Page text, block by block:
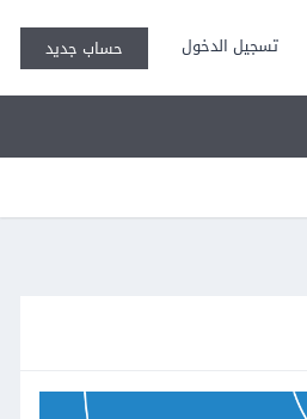
تسجيل الدخول حساب جديد